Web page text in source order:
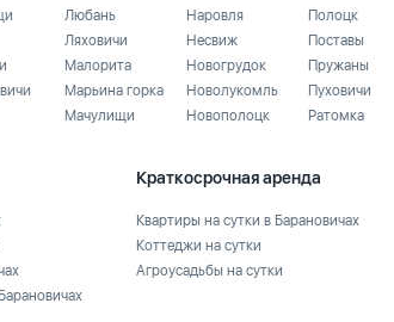
Любань
Ляховичи
Малорита
Марьина горка
Мачулищи
Наровля
Несвиж
Новогрудок
Новолукомль
Новополоцк
Полоцк
Поставы
Пружаны
Пуховичи
Ратомка
Краткосрочная аренда
Квартиры на сутки в Барановичах
Коттеджи на сутки
Агроусадьбы на сутки